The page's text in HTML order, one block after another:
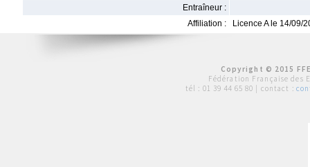
Entraîneur :
Affiliation :
Licence A le 14/09/
Copyright © 2015
Fédération Française des
tél : 01 39 44 65 80 | contact :